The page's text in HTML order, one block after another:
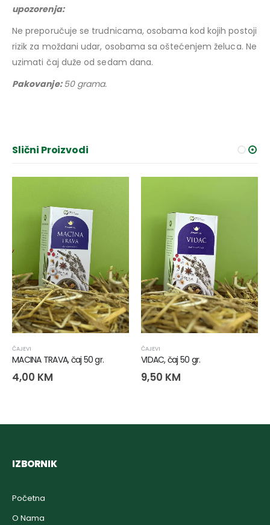
upozorenja:
Ne preporučuje se trudnicama, osobama kod kojih postoji
rizik za moždani udar, osobama sa oštećenjem želuca. Ne
uzimati čaj duže od sedam dana.
Pakovanje:50 grama.
Slični Proizvodi
ČAJEVI
MACINA TRAVA, čaj 50 gr.
4,00 KM
ČAJEVI
VIDAC, čaj 50 gr.
9,50 KM
IZBORNIK
Početna
O Nama